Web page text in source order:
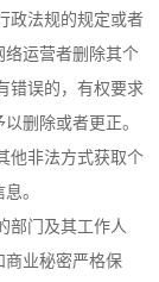
法规的规定或者
络运营者删除其个
错误的，有权要求
删除或者更正。
非法方式获取个
。
门及其工作人
商业秘密严格保